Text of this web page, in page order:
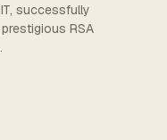
successfully
RSA